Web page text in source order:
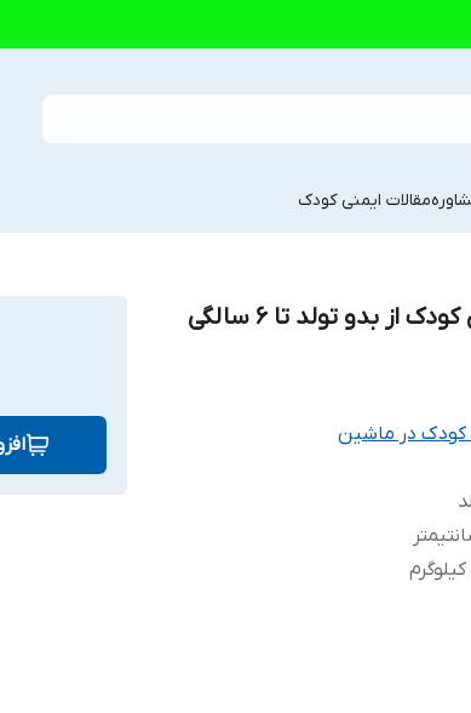
مقالات ایمنی کودک
صندلی ماشین کودک از بدو تولد تا 6 سالگی
کودک در ماشین